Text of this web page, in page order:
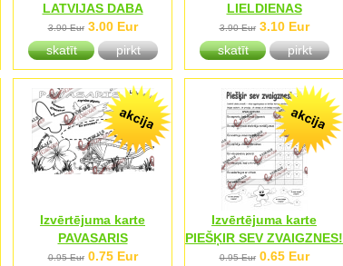
LATVIJAS DABA
LIELDIENAS
3.90 Eur 3.00 Eur
skatīt
pirkt
3.90 Eur 3.10 Eur
skatīt
pirkt
Izvērtējuma karte
PAVASARIS
Izvērtējuma karte
PIEŠĶIR SEV ZVAIGZNES!
0.95 Eur 0.75 Eur 0.95 Eur 0.65 Eur